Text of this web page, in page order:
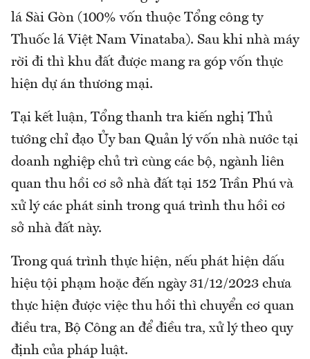
lá Sài Gòn (100% vốn thuộc Tổng công ty
Thuốc lá Việt Nam Vinataba). Sau khi nhà máy
rời đi thì khu đất được mang ra góp vốn thực
hiện dự án thương mại.
Tại kết luận, Tổng thanh tra kiến nghị Thủ
tướng chỉ đạo Ủy ban Quản lý vốn nhà nước tại
doanh nghiệp chủ trì cùng các bộ, ngành liên
quan thu hồi cơ sở nhà đất tại 152 Trần Phú và
xử lý các phát sinh trong quá trình thu hồi cơ
sở nhà đất này.
Trong quá trình thực hiện, nếu phát hiện dấu
hiệu tội phạm hoặc đến ngày 31/12/2023 chưa
thực hiện được việc thu hồi thì chuyển cơ quan
điều tra, Bộ Công an để điều tra, xử lý theo quy
định của pháp luật.